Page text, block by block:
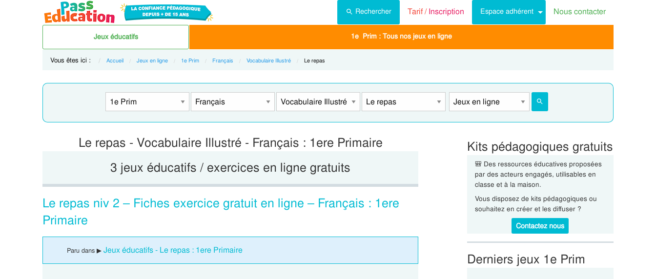
Rechercher Tarif /Inscription Espace adhérent Nous contacter
Jeux éducatifs 1e Prim : Tous nos jeux en ligne
Vous êtes ici : Accueil Jeux en ligne 1e Prim Français Vocabulaire Illustré Current:
Le repas
Le repas - Vocabulaire Illustré - Français : 1ere Primaire
3 jeux éducatifs / exercices en ligne gratuits
Le repas niv 2 – Fiches exercice gratuit en ligne – Français : 1ere
Primaire
Paru dans ▶ Jeux éducatifs - Le repas : 1ere Primaire
Kits pédagogiques gratuits
🎒 Des ressources éducatives proposées
par des acteurs engagés, utilisables en
classe et à la maison.
Vous disposez de kits pédagogiques ou
souhaitez en créer et les diffuser ?
Contactez nous
Derniers jeux 1e Prim